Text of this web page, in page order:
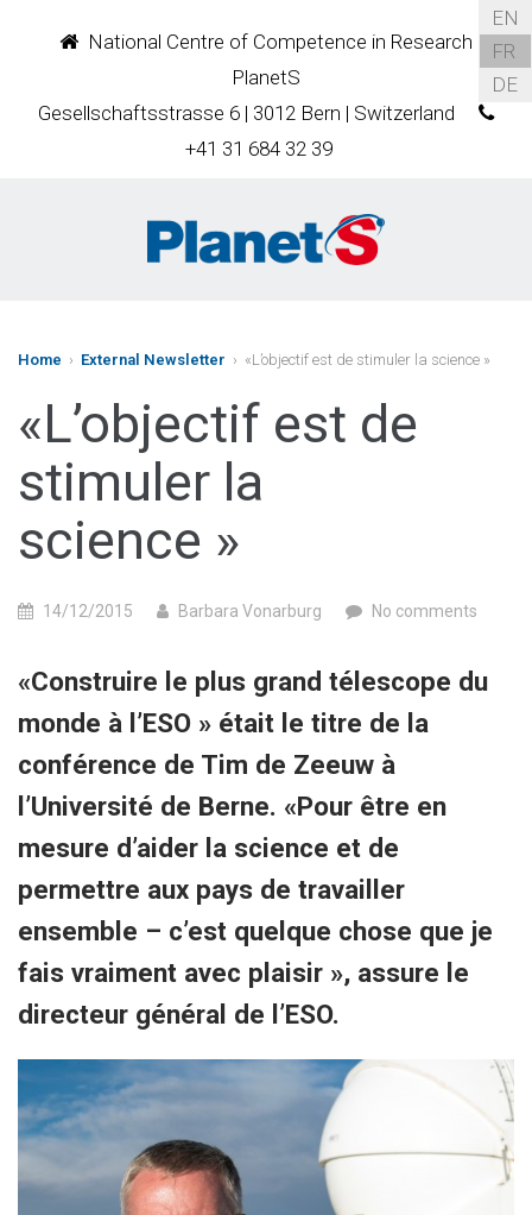
National Centre of Competence in Research
PlanetS
Gesellschaftsstrasse 6 | 3012 Bern | Switzerland
+41 31 684 32 39
EN
FR
DE
Home › External Newsletter › «L’objectif est de stimuler la science »
«L’objectif est de
stimuler la
science »
14/12/2015 Barbara Vonarburg No comments
«Construire le plus grand télescope du
monde à l’ESO » était le titre de la
conférence de Tim de Zeeuw à
l’Université de Berne. «Pour être en
mesure d’aider la science et de
permettre aux pays de travailler
ensemble – c’est quelque chose que je
fais vraiment avec plaisir », assure le
directeur général de l’ESO.